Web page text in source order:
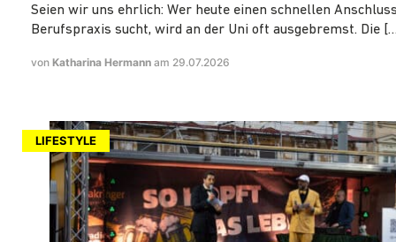
Seien wir uns ehrlich: Wer heute einen schnellen
Berufspraxis sucht, wird an der Uni oft ausgebremst. Die
von Katharina Hermann am 29.07.2026
LIFESTYLE